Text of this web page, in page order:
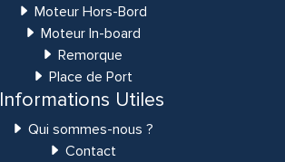
Moteur Hors-Bord
Moteur In-board
Remorque
Place de Port
Informations Utiles
Qui sommes-nous ?
Contact